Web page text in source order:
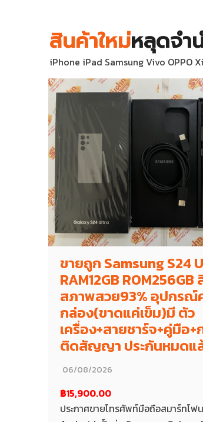
สินค้าใหม่หลุดจำ
iPhone iPad Samsung Vivo OPPO
ขายถูก Samsung S24
RAM12GB ROM256GB
สภาพสวย93% อุปกรณ์
กล่อง(ขาดแค่เข็ม)มี ตัว
เครื่อง+สายชาร์จ+คู่มือ+
ติดสัญญา ประกันหมดแ
06/08/2026
฿15,900.00
ประกาศขายโทรศัพท์มือถือสมาร์ทโฟ